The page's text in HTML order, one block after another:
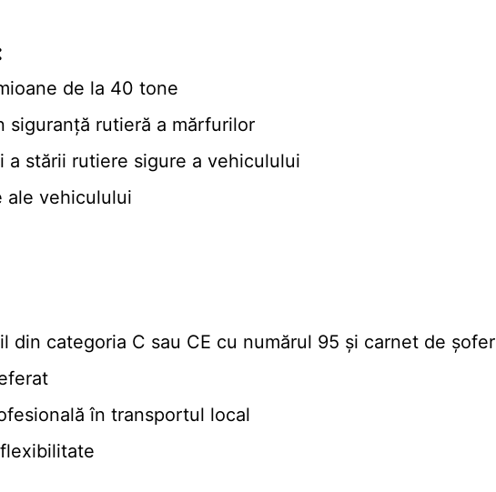
de la 40 tone
siguranță rutieră a mărfurilor
stării rutiere sigure a vehiculului
ale vehiculului
din categoria C sau CE cu numărul 95 și carnet de șofer
în transportul local